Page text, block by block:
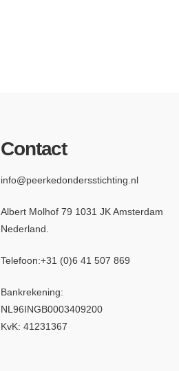
Contact
info@peerkedondersstichting.nl
Albert Molhof 79 1031 JK Amsterdam
Nederland.
Telefoon:+31 (0)6 41 507 869
Bankrekening:
NL96INGB0003409200
KvK: 41231367